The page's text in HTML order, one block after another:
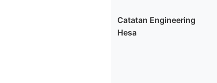
Catatan Engineering
Hesa